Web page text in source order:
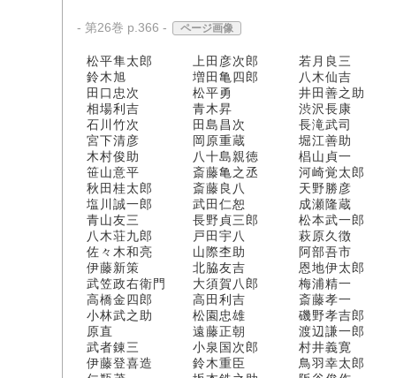
- 第26巻 p.366 - ページ画像
松平隼太郎 上田彦次郎 若月良三
鈴木旭 増田亀四郎 八木仙吉
田口忠次 松平勇 井田善之助
相場利吉 青木昇 渋沢長康
石川竹次 田島昌次 長滝武司
宮下清彦 岡原重蔵 堀江善助
木村俊助 八十島親徳 椙山貞一
笹山意平 斎藤亀之丞 河崎覚太郎
秋田桂太郎 斎藤良八 天野勝彦
塩川誠一郎 武田仁恕 成瀬隆蔵
青山友三 長野貞三郎 松本武一郎
八木荘九郎 戸田宇八 萩原久徴
佐々木和亮 山際杢助 阿部吾市
伊藤新策 北脇友吉 恩地伊太郎
武笠政右衛門 大須賀八郎 梅浦精一
高橋金四郎 高田利吉 斎藤孝一
小林武之助 松園忠雄 磯野孝吉郎
原直 遠藤正朝 渡辺謙一郎
武者錬三 小泉国次郎 村井義寛
伊藤登喜造 鈴木重臣 鳥羽幸太郎